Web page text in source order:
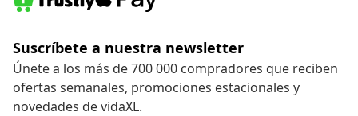
Suscríbete a nuestra newsletter
Únete a los más de 700 000 compradores que reciben
ofertas semanales, promociones estacionales y
novedades de vidaXL.